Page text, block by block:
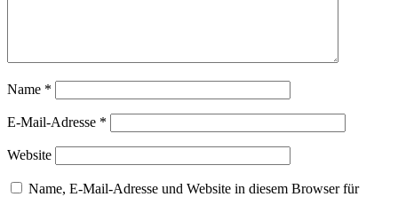
Name *
E-Mail-Adresse *
Website
Name, E-Mail-Adresse und Website in diesem Browser für